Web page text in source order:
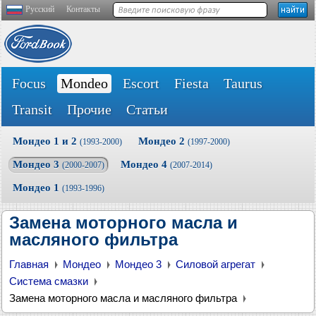
Русский Контакты
Focus Mondeo Escort Fiesta
Taurus
Transit
Прочие Статьи
Мондео 1 и 2 (1993-2000) Мондео 2 (1997-2000)
Мондео 3 (2000-2007) Мондео 4 (2007-2014)
Мондео 1 (1993-1996)
Замена моторного масла и
масляного фильтра
Главная Мондео Мондео 3
Силовой агрегат
Система смазки
Замена моторного масла и масляного фильтра